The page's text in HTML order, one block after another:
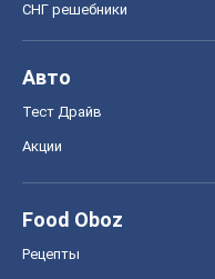
СНГ решебники
Авто
Тест Драйв
Акции
Food Oboz
Рецепты